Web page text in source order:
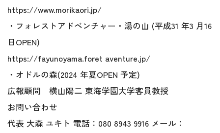
https://www.morikaori.jp/
・フォレストアドベンチャー・湯の山 (平成31 年3 月16
日OPEN)
https://fayunoyama.foret aventure.jp/
・オドルの森(2024 年夏OPEN 予定)
広報顧問 横山陽二 東海学園大学客員教授
お問い合わせ
代表 大森 ユキト 電話：080 8943 9916 メール：